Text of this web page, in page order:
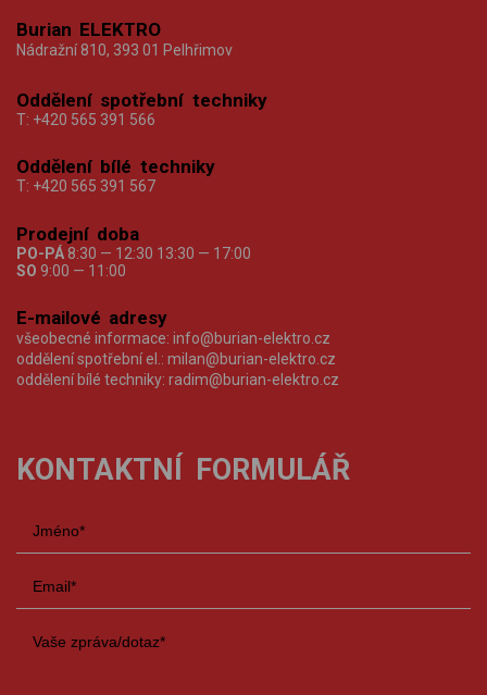
Burian ELEKTRO
Nádražní 810, 393 01 Pelhřimov
Oddělení spotřební techniky
T: +420 565 391 566
Oddělení bílé techniky
T: +420 565 391 567
Prodejní doba
PO-PÁ 8:30 — 12:30 13:30 — 17:00
SO 9:00 — 11:00
E-mailové adresy
všeobecné informace: info@burian-elektro.cz
oddělení spotřební el.: milan@burian-elektro.cz
oddělení bílé techniky: radim@burian-elektro.cz
KONTAKTNÍ FORMULÁŘ